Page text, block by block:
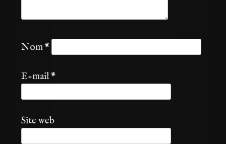
Nom*
E-mail*
Site web